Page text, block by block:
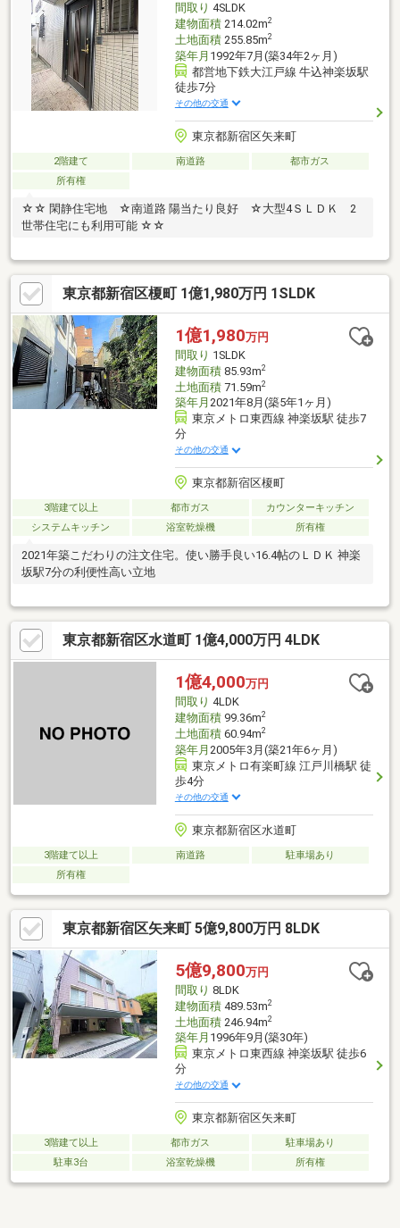
間取り 4SLDK
建物面積214.02m2
土地面積255.85m2
築年月 1992年7月(築34年2ヶ月)
都営地下鉄大江戸線 牛込神楽坂駅
徒歩7分
その他の交通
東京都新宿区矢来町
2階建て 南道路
都市ガス
所有権
☆☆ 閑静住宅地 ☆南道路 陽当たり良好 ☆大型4ＳＬＤＫ 2
世帯住宅にも利用可能 ☆☆
東京都新宿区榎町 1億1,980万円 1SLDK
1億1,980万円
間取り 1SLDK
建物面積85.93m2
土地面積71.59m2
築年月 2021年8月(築5年1ヶ月)
東京メトロ東西線 神楽坂駅 徒歩7
分
その他の交通
東京都新宿区榎町
3階建て以上 都市ガス
カウンターキッチン
システムキッチン
浴室乾燥機 所有権
2021年築こだわりの注文住宅。使い勝手良い16.4帖のＬＤＫ 神楽
坂駅7分の利便性高い立地
東京都新宿区水道町 1億4,000万円 4LDK
1億4,000万円
間取り 4LDK
建物面積99.36m2
土地面積60.94m2
築年月 2005年3月(築21年6ヶ月)
東京メトロ有楽町線 江戸川橋駅 徒
歩4分
その他の交通
東京都新宿区水道町
3階建て以上 南道路
駐車場あり
所有権
東京都新宿区矢来町 5億9,800万円 8LDK
5億9,800万円
間取り 8LDK
建物面積489.53m2
土地面積246.94m2
築年月 1996年9月(築30年)
東京メトロ東西線 神楽坂駅 徒歩6
分
その他の交通
東京都新宿区矢来町
3階建て以上 都市ガス
駐車場あり
駐車3台
浴室乾燥機 所有権